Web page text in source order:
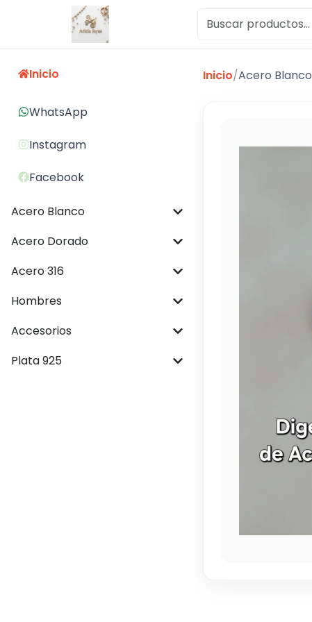
Inicio
WhatsApp
Instagram
Facebook
Acero Blanco
Acero Dorado
Acero 316
Hombres
Accesorios
Plata 925
Inicio/Acero Blanco